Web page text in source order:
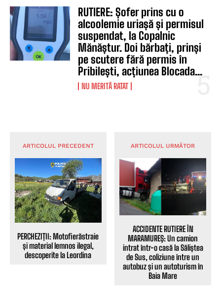
RUTIERE: Șofer prins cu o
alcoolemie uriașă și permisul
suspendat, la Copalnic
Mănăștur. Doi bărbați, prinși
pe scutere fără permis în
Pribilești, acțiunea Blocada...
NU MERITĂ RATAT
ARTICOLUL PRECEDENT
PERCHEZIȚII: Motofierăstraie
și material lemnos ilegal,
descoperite la Leordina
ARTICOLUL URMĂTOR
ACCIDENTE RUTIERE ÎN
MARAMUREȘ: Un camion
intrat într-o casă la Săliștea
de Sus, coliziune între un
autobuz și un autoturism în
Baia Mare